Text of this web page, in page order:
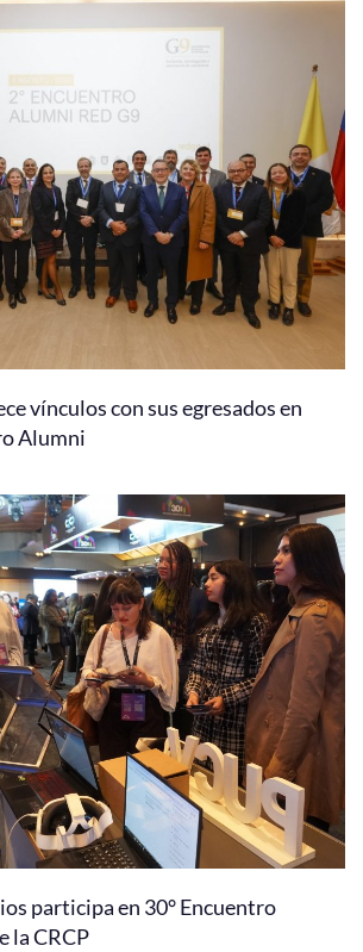
vínculos con sus egresados en
Alumni
participa en 30° Encuentro
la CRCP